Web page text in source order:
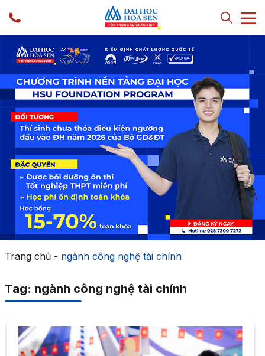
Trang chủ- ngành công nghệ tài chính
Tag: ngành công nghệ tài chính